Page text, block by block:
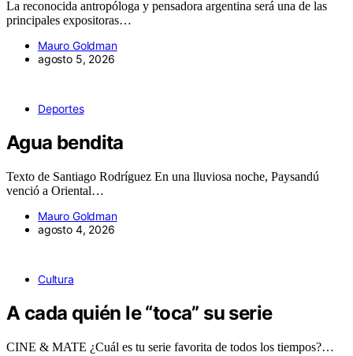
La reconocida antropóloga y pensadora argentina será una de las
principales expositoras…
Mauro Goldman
agosto 5, 2026
Deportes
Agua bendita
Texto de Santiago Rodríguez En una lluviosa noche, Paysandú
venció a Oriental…
Mauro Goldman
agosto 4, 2026
Cultura
A cada quién le “toca” su serie
CINE & MATE ¿Cuál es tu serie favorita de todos los tiempos?…